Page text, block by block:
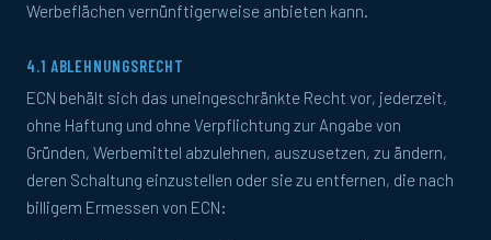
Werbeflächen vernünftigerweise anbieten kann.
4.1 ABLEHNUNGSRECHT
ECN behält sich das uneingeschränkte Recht vor, jederzeit,
ohne Haftung und ohne Verpflichtung zur Angabe von
Gründen, Werbemittel abzulehnen, auszusetzen, zu ändern,
deren Schaltung einzustellen oder sie zu entfernen, die nach
billigem Ermessen von ECN: